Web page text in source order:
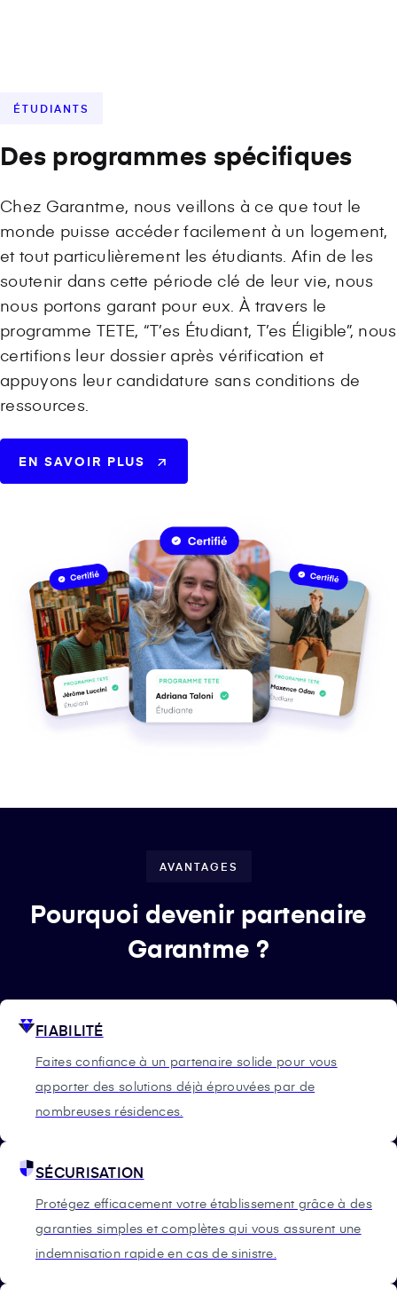
ÉTUDIANTS
Des programmes spécifiques
Chez Garantme, nous veillons à ce que tout le
monde puisse accéder facilement à un logement,
et tout particulièrement les étudiants. Afin de les
soutenir dans cette période clé de leur vie, nous
nous portons garant pour eux. À travers le
programme TETE, “T’es Étudiant, T’es Éligible”, nous
certifions leur dossier après vérification et
appuyons leur candidature sans conditions de
ressources.
EN SAVOIR PLUS
AVANTAGES
Pourquoi devenir partenaire
Garantme ?
FIABILITÉ
Faites confiance à un partenaire solide pour vous
apporter des solutions déjà éprouvées par de
nombreuses résidences.
SÉCURISATION
Protégez efficacement votre établissement grâce à des
garanties simples et complètes qui vous assurent une
indemnisation rapide en cas de sinistre.